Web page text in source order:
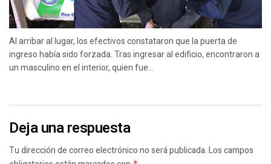
Al arribar al lugar, los efectivos constataron que la puerta de
ingreso había sido forzada. Tras ingresar al edificio, encontraron a
un masculino en el interior, quien fue...
Deja una respuesta
Tu dirección de correo electrónico no será publicada.Los campos